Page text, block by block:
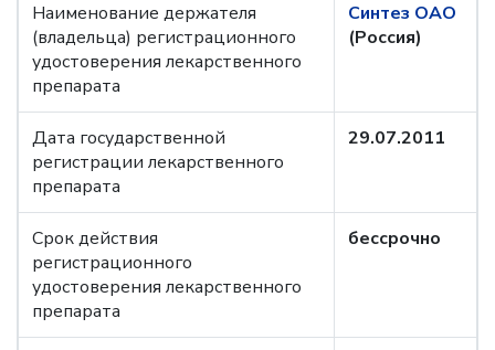
Наименование держателя
(владельца) регистрационного
удостоверения лекарственного
препарата
Синтез ОАО
(Россия)
Дата государственной
регистрации лекарственного
препарата
29.07.2011
Срок действия
регистрационного
удостоверения лекарственного
препарата
бессрочно